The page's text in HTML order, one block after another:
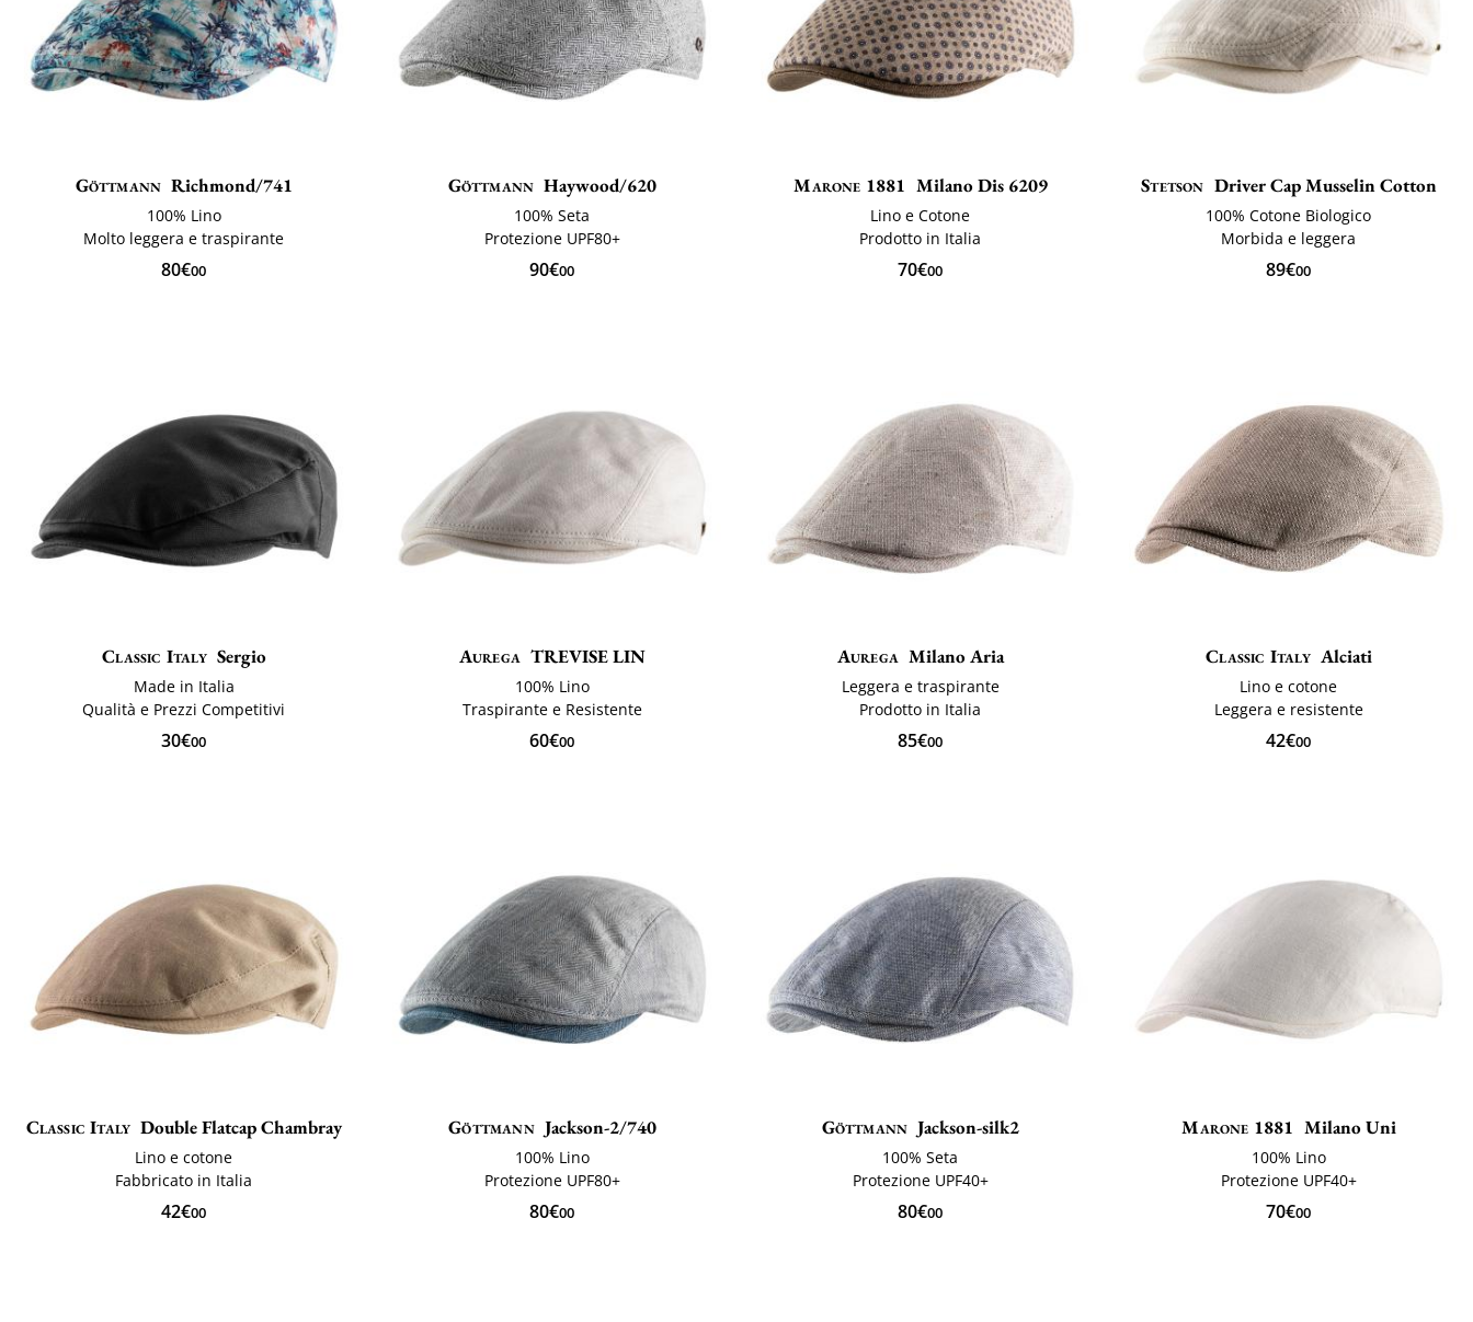
Göttmann Richmond/741
100% Lino
Molto leggera e traspirante
80€00
Göttmann Haywood/620
100% Seta
Protezione UPF80+
90€00
Marone 1881 Milano Dis 6209
Lino e Cotone
Prodotto in Italia
70€00
Stetson Driver Cap Musselin Cotton
100% Cotone Biologico
Morbida e leggera
89€00
Classic Italy Sergio
Made in Italia
Qualità e Prezzi Competitivi
30€00
Aurega TREVISE LIN
100% Lino
Traspirante e Resistente
60€00
Aurega Milano Aria
Leggera e traspirante
Prodotto in Italia
85€00
Classic Italy Alciati
Lino e cotone
Leggera e resistente
42€00
Classic Italy Double Flatcap Chambray
Lino e cotone
Fabbricato in Italia
42€00
Göttmann Jackson-2/740
100% Lino
Protezione UPF80+
80€00
Göttmann Jackson-silk2
100% Seta
Protezione UPF40+
80€00
Marone 1881 Milano Uni
100% Lino
Protezione UPF40+
70€00